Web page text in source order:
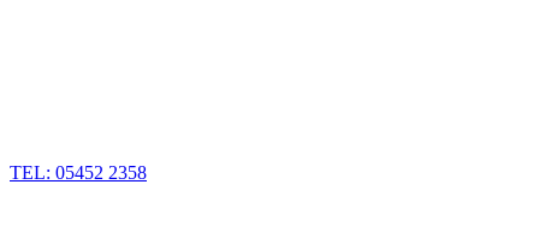
TEL: 05452 2358